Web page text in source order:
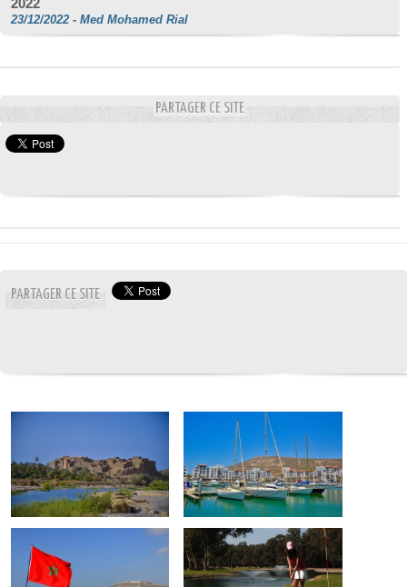
2022
23/12/2022 - Med Mohamed Rial
PARTAGER CE SITE
PARTAGER CE SITE